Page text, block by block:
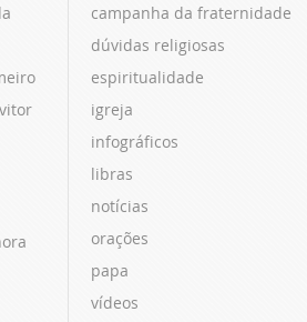
campanha da fraternidade
dúvidas religiosas
espiritualidade
igreja
infográficos
libras
notícias
orações
papa
vídeos